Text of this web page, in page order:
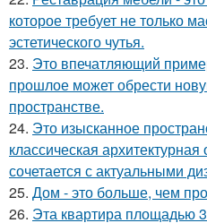
которое требует не только
эстетического чутья.
23. Это впечатляющий
прошлое может обрести
пространстве.
24. Это изысканное
классическая
сочетается с актуальными
25. Дом - это больше, чем
26. Эта квартира площадью